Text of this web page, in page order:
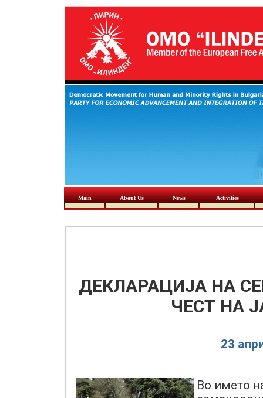
Main About Us News Activities
ДЕКЛАРАЦИЈА НА
ЧЕСТ НА
23
Во името